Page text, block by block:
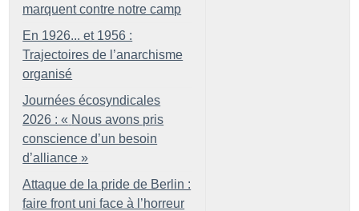
marquent contre notre camp
En 1926... et 1956 :
Trajectoires de l’anarchisme
organisé
Journées écosyndicales
2026 : « Nous avons pris
conscience d’un besoin
d’alliance »
Attaque de la pride de Berlin :
faire front uni face à l’horreur